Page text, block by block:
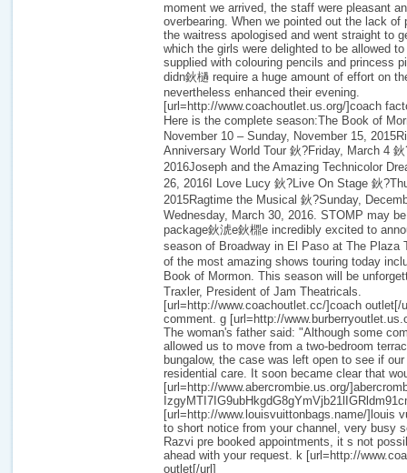
moment we arrived, the staff were pleasant
overbearing. When we pointed out the lack of
the waitress apologised and went straight to
which the girls were delighted to be allowed
supplied with colouring pencils and princess
didn鈥檛 require a huge amount of effort on
nevertheless enhanced their evening.
[url=http://www.coachoutlet.us.org/]coach
Here is the complete season:The Book of
November 10 – Sunday, November 15,
Anniversary World Tour 鈥?Friday, March 4
2016Joseph and the Amazing Technicolor
26, 2016I Love Lucy 鈥?Live On Stage 鈥
2015Ragtime the Musical 鈥?Sunday,
Wednesday, March 30, 2016. STOMP may
package鈥淲e鈥檙e incredibly excited to
season of Broadway in El Paso at The Plaza
of the most amazing shows touring today
Book of Mormon. This season will be
Traxler, President of Jam Theatricals.
[url=http://www.coachoutlet.cc/]coach outlet[/
comment. g [url=http://
The woman's father said: "Although some
allowed us to move from a two-bedroom
bungalow, the case was left open to see if
residential care. It soon became clear that
[url=http://www.abercrombie.us.org/
[url=http://www.louisvuittonbags.name/]louis
to short notice from your channel, very busy
Razvi pre booked appointments, it s not
ahead with your request. k [url=http://
outlet[/url]